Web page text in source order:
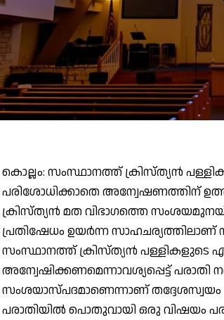
കൊല്ലം: സംസ്ഥാനത്ത് ക്രിസ്ത്യൻ
പരിശോധിക്കാതെ അന്വേഷണത്തിന്
ക്രിസ്ത്യൻ മത വിഭാ​ഗത്തെ
പ്രതിഷേധം ഉയർന്ന സാഹചര്യത്തിലാണ്
സംസ്ഥാനത്ത് ക്രിസ്ത്യൻ പള്ളികളുടെ
അന്വേഷിക്കണമെന്നാവശ്യപ്പെട്ട് പരാതി
സംശയാസ്പദമാണെന്നാണ്
പരാതിയിൽ പൊതുവായി ഒരു വിഷയം